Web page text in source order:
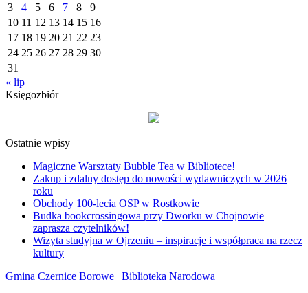
3
4 5 6 7 8
9
10 11 12 13 14 15 16
17 18 19 20 21 22 23
24 25 26 27 28 29 30
31
« lip
Księgozbiór
Ostatnie wpisy
Magiczne Warsztaty Bubble Tea w Bibliotece!
Zakup i zdalny dostęp do nowości wydawniczych w 2026
roku
Obchody 100-lecia OSP w Rostkowie
Budka bookcrossingowa przy Dworku w Chojnowie
zaprasza czytelników!
Wizyta studyjna w Ojrzeniu – inspiracje i współpraca na rzecz
kultury
Gmina Czernice Borowe | Biblioteka Narodowa